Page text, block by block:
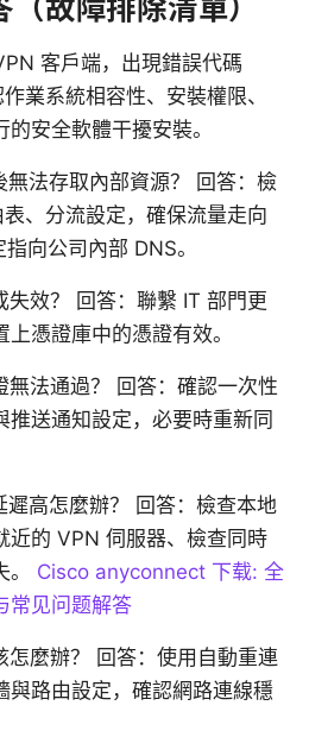
故障排除清單）
客戶端，出現錯誤代碼
業系統相容性、安裝權限、
安全軟體干擾安裝。
無法存取內部資源？ 回答：檢
、分流設定，確保流量走向
向公司內部 DNS。
失效？ 回答：聯繫 IT 部門更
憑證庫中的憑證有效。
無法通過？ 回答：確認一次性
推送通知設定，必要時重新同
遲高怎麼辦？ 回答：檢查本地
近的 VPN 伺服器、檢查同時
。 Cisco anyconnect 下载: 全
常见问题解答
怎麼辦？ 回答：使用自動重連
與路由設定，確認網路連線穩